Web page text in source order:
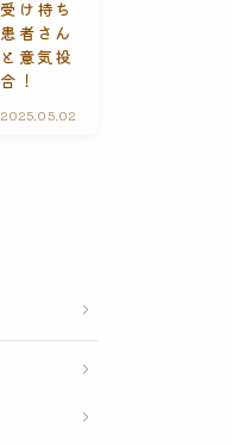
受け持ち
患者さん
と意気投
合！
2025.05.02